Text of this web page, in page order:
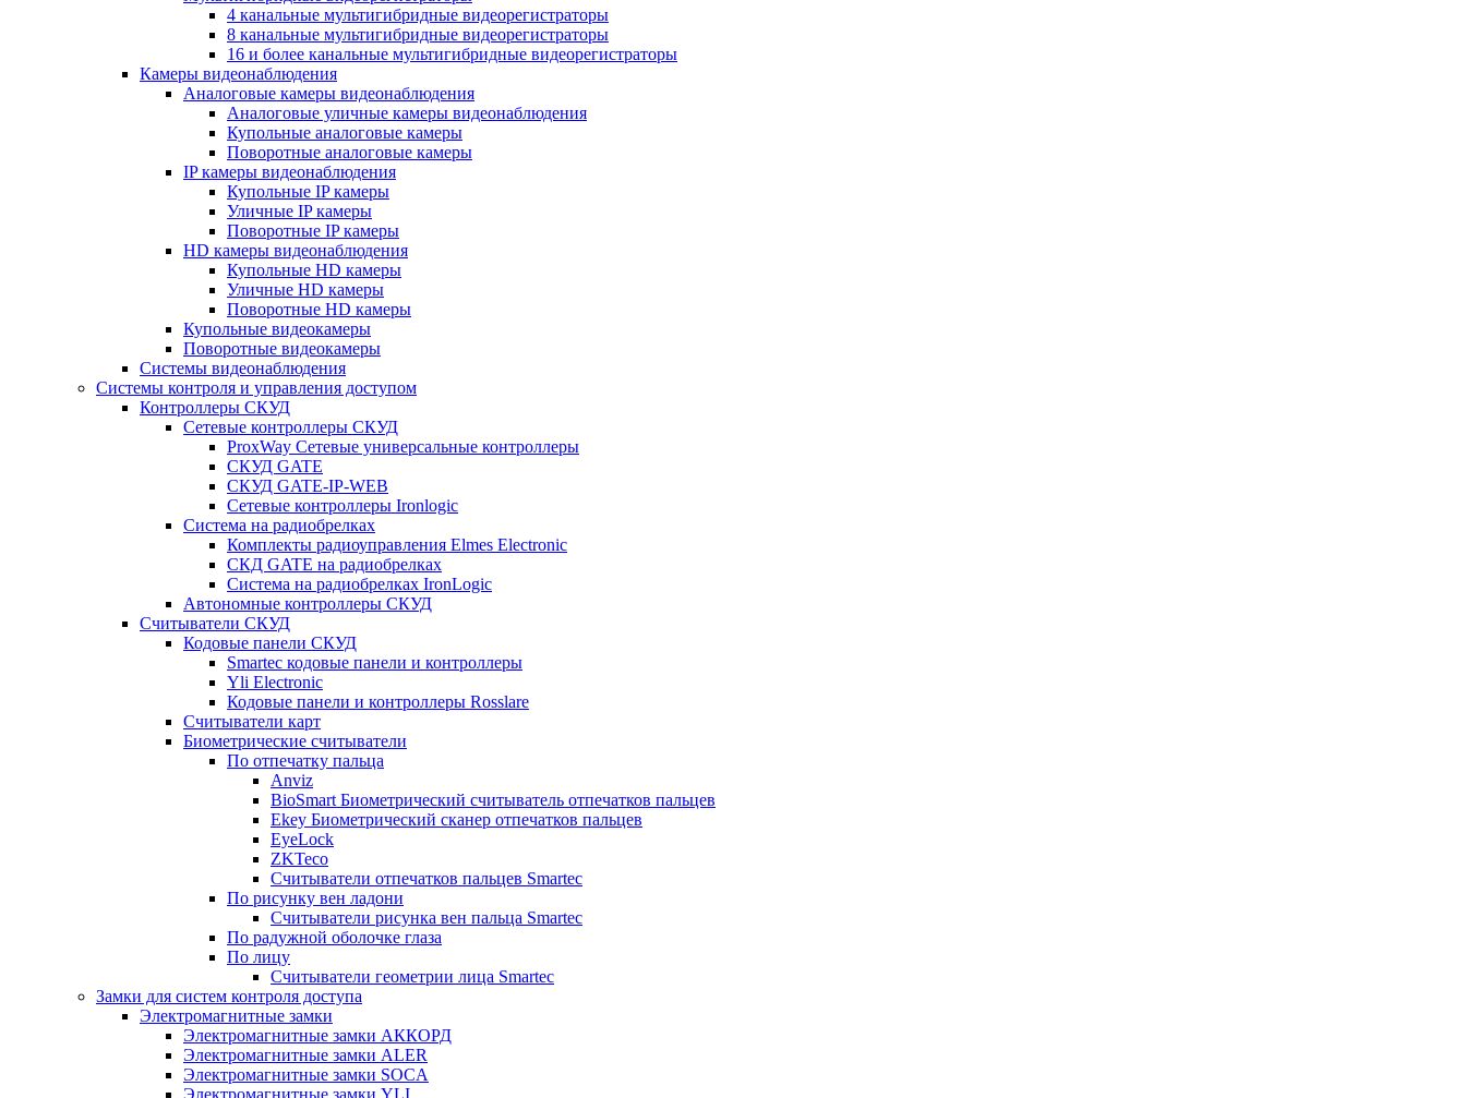
4 канальные мультигибридные видеорегистраторы
8 канальные мультигибридные видеорегистраторы
16 и более канальные мультигибридные видеорегистраторы
Камеры видеонаблюдения
Аналоговые камеры видеонаблюдения
Аналоговые уличные камеры видеонаблюдения
Купольные аналоговые камеры
Поворотные аналоговые камеры
IP камеры видеонаблюдения
Купольные IP камеры
Уличные IP камеры
Поворотные IP камеры
HD камеры видеонаблюдения
Купольные HD камеры
Уличные HD камеры
Поворотные HD камеры
Купольные видеокамеры
Поворотные видеокамеры
Системы видеонаблюдения
Системы контроля и управления доступом
Контроллеры СКУД
Сетевые контроллеры СКУД
ProxWay Сетевые универсальные контроллеры
СКУД GATE
СКУД GATE-IP-WEB
Сетевые контроллеры Ironlogic
Система на радиобрелках
Комплекты радиоуправления Elmes Electronic
СКД GATE на радиобрелках
Система на радиобрелках IronLogic
Автономные контроллеры СКУД
Считыватели СКУД
Кодовые панели СКУД
Smartec кодовые панели и контроллеры
Yli Electronic
Кодовые панели и контроллеры Rosslare
Считыватели карт
Биометрические считыватели
По отпечатку пальца
Anviz
BioSmart Биометрический считыватель отпечатков пальцев
Ekey Биометрический сканер отпечатков пальцев
EyeLock
ZKTeco
Считыватели отпечатков пальцев Smartec
По рисунку вен ладони
Считыватели рисунка вен пальца Smartec
По радужной оболочке глаза
По лицу
Считыватели геометрии лица Smartec
Замки для систем контроля доступа
Электромагнитные замки
Электромагнитные замки АККОРД
Электромагнитные замки ALER
Электромагнитные замки SOCA
Электромагнитные замки YLI